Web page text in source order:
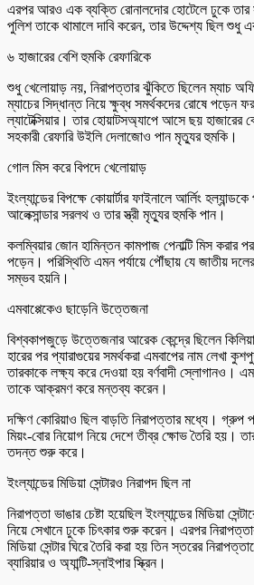
এরপর আরও এক ব্যক্তি রোনালদোর হোটেলে ঢুকে তার
পুলিশ তাকে থামালে দাবি করেন, তার উদ্দেশ্য ছিল শুধু
৬ হাজারের বেশি হুমকি রেফারিকে
শুধু খেলোয়াড় নয়, নিরাপত্তার ঝুঁকিতে ছিলেন ম্যাচ
ম্যাচের সিদ্ধান্ত নিয়ে ক্ষুব্ধ সমর্থকদের রোষে পড়েন
ল্যাটেক্সিয়ার। তার হোয়াটসঅ্যাপে আসে ছয় হাজারের
সহকারী রেফারি উইলি দেলাজোও পান মৃত্যুর হুমকি।
গোল মিস করে বিপদে খেলোয়াড়
ইংল্যান্ডের বিপক্ষে কোয়ার্টার ফাইনালে আর্লিং
আলেক্সান্ডার সরলথ ও তার স্ত্রী মৃত্যুর হুমকি পান।
কলম্বিয়ার জোন হামিন্তন কামপাজ পেনাল্টি মিস করার
পড়েন। পরিস্থিতি এমন পর্যায়ে পৌঁছায় যে জাতীয়
সম্ভব হয়নি।
এমবাপ্পেকেও ছাড়েনি উত্তেজনা
বিশ্বকাপজুড়ে উত্তেজনার আরেক কেন্দ্রে ছিলেন
হারের পর প্যারাগুয়ের সমর্থকরা এমবাপের নাম লেখা
তারকাকে লক্ষ্য করে দেওয়া হয় বর্ণবাদী স্লোগানও।
তাকে আক্রমণ করে মন্তব্য করেন।
দক্ষিণ কোরিয়াও ছিল বাড়তি নিরাপত্তার মধ্যে। গ্রুপ
মিয়ং-বোর নিয়োগ নিয়ে দেশে তীব্র ক্ষোভ তৈরি হয়।
তদন্ত শুরু করে।
ইংল্যান্ডের মিডিয়া সেন্টারও নিরাপদ ছিল না
নিরাপত্তা ভাঙার চেষ্টা হয়েছিল ইংল্যান্ডের মিডিয়া
নিয়ে সেখানে ঢুকে চিৎকার শুরু করেন। এরপর
মিডিয়া সেন্টার ঘিরে তৈরি করা হয় তিন স্তরের
ব্যারিয়ার ও অ্যান্টি-স্নাইপার স্ক্রিন।